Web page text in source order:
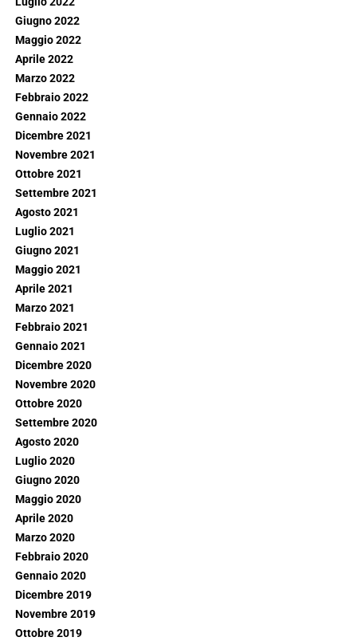
Giugno 2022
Maggio 2022
Aprile 2022
Marzo 2022
Febbraio 2022
Gennaio 2022
Dicembre 2021
Novembre 2021
Ottobre 2021
Settembre 2021
Agosto 2021
Luglio 2021
Giugno 2021
Maggio 2021
Aprile 2021
Marzo 2021
Febbraio 2021
Gennaio 2021
Dicembre 2020
Novembre 2020
Ottobre 2020
Settembre 2020
Agosto 2020
Luglio 2020
Giugno 2020
Maggio 2020
Aprile 2020
Marzo 2020
Febbraio 2020
Gennaio 2020
Dicembre 2019
Novembre 2019
Ottobre 2019